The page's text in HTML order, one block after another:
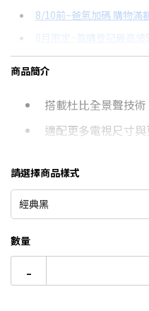
分期數
6期 0利率
12期
24期
每
8/10前~爸氣加碼 購物滿
8月限定~首購登記最高領
台灣大哥大Open
商品簡介
搭載杜比全景聲技
適配更多電視尺寸
外觀靈感來自
飾面
支援Wi-Fi快速連線
Tidal Connect播放
4種聆聽體驗模式可
請選擇商品樣式
經典黑
數量
-